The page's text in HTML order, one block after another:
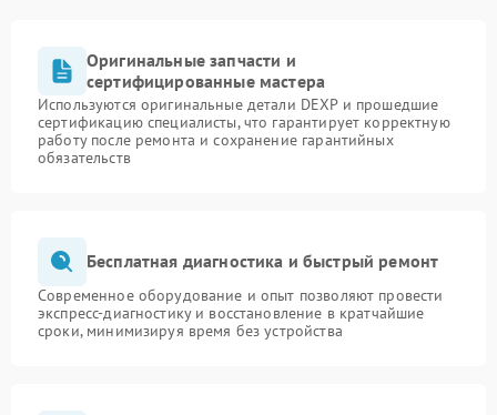
Оригинальные запчасти и
сертифицированные мастера
Используются оригинальные детали DEXP и прошедшие
сертификацию специалисты, что гарантирует корректную
работу после ремонта и сохранение гарантийных
обязательств
Бесплатная диагностика и быстрый ремонт
Современное оборудование и опыт позволяют провести
экспресс-диагностику и восстановление в кратчайшие
сроки, минимизируя время без устройства